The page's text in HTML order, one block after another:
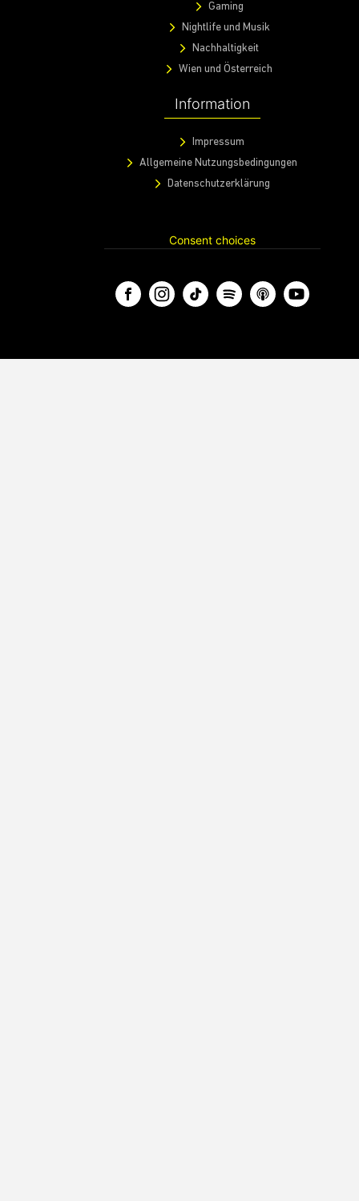
Gaming
Nightlife und Musik
Nachhaltigkeit
Wien und Österreich
Information
Impressum
Allgemeine Nutzungsbedingungen
Datenschutzerklärung
Consent choices